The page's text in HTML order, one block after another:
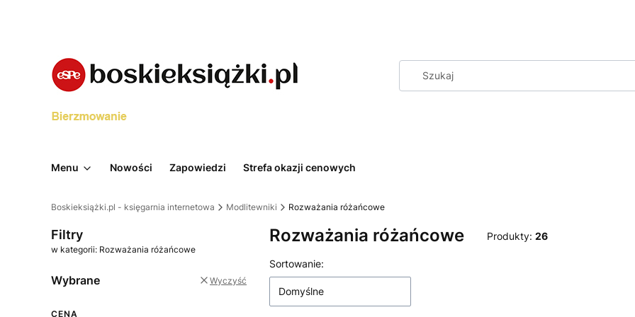
Menu Nowości Zapowiedzi Strefa okazji cenowych
Boskieksiążki.pl - księgarnia internetowa Modlitewniki Rozważania różańcowe
Filtry
w kategorii: Rozważania różańcowe
Wybrane Wyczyść
CENA
Rozważania różańcowe Produkty: 26
Lista produktów
Sortowanie:
Domyślne